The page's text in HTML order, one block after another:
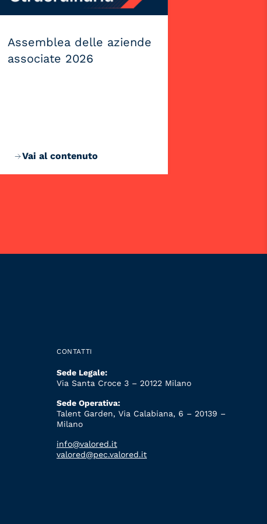
Assemblea delle aziende
associate 2026
Vai al contenuto
CONTATTI
Sede Legale:
Via Santa Croce 3 – 20122 Milano
Sede Operativa:
Talent Garden, Via Calabiana, 6 – 20139 –
Milano
info@valored.it
valored@pec.valored.it